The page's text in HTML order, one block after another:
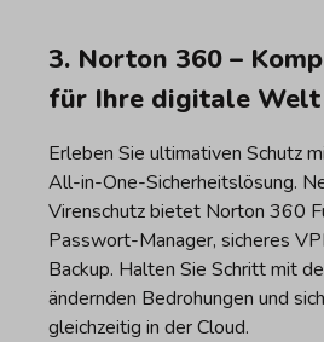
3. Norton 360 –
für Ihre digitale Welt
Erleben Sie ultimativen Schutz
All-in-One-Sicherheitslösung.
Virenschutz bietet Norton 360
Passwort-Manager, sicheres
Backup. Halten Sie Schritt mit
ändernden Bedrohungen und
gleichzeitig in der Cloud.